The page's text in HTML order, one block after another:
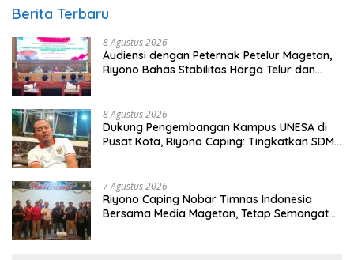
Berita Terbaru
8 Agustus 2026
Audiensi dengan Peternak Petelur Magetan,
Riyono Bahas Stabilitas Harga Telur dan
8 Agustus 2026
Dukung Pengembangan Kampus UNESA di
Pusat Kota, Riyono Caping: Tingkatkan SDM
7 Agustus 2026
Riyono Caping Nobar Timnas Indonesia
Bersama Media Magetan, Tetap Semangat